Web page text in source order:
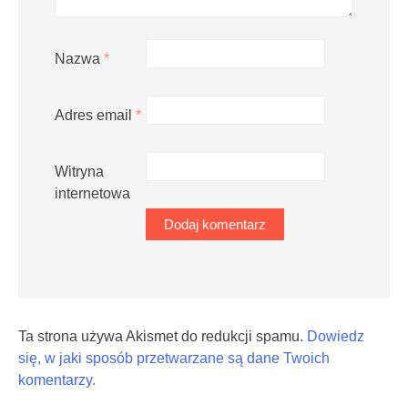
Nazwa *
Adres email *
Witryna
internetowa
Ta strona używa Akismet do redukcji spamu. Dowiedz
się, w jaki sposób przetwarzane są dane Twoich
komentarzy.